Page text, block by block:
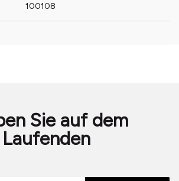
100108
Sie auf dem
Laufenden